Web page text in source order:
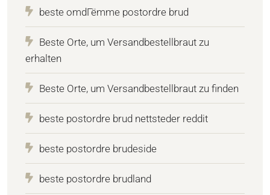
beste omdГёmme postordre brud
Beste Orte, um Versandbestellbraut zu
erhalten
Beste Orte, um Versandbestellbraut zu finden
beste postordre brud nettsteder reddit
beste postordre brudeside
beste postordre brudland